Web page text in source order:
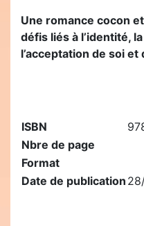
Une romance cocon
défis liés à l’identité,
l’acceptation de soi et
ISBN
Nbre de page
Format
Date de publication